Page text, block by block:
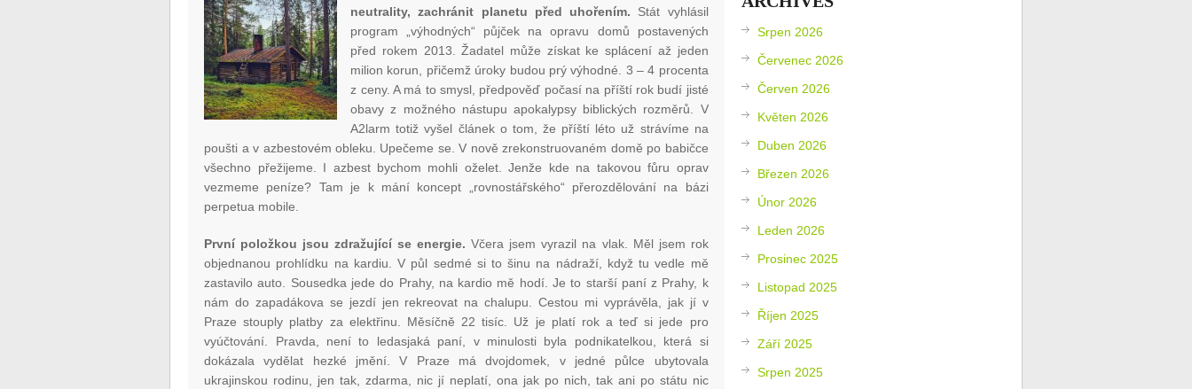
neutrality, zachránit planetu před uhořením. Stát vyhlásil
program „výhodných“ půjček na opravu domů postavených
před rokem 2013. Žadatel může získat ke splácení až jeden
milion korun, přičemž úroky budou prý výhodné. 3 – 4 procenta
z ceny. A má to smysl, předpověď počasí na příští rok budí jisté
obavy z možného nástupu apokalypsy biblických rozměrů. V
A2larm totiž vyšel článek o tom, že příští léto už strávíme na
poušti a v azbestovém obleku. Upečeme se. V nově zrekonstruovaném domě po babičce
všechno přežijeme. I azbest bychom mohli oželet. Jenže kde na takovou fůru oprav
vezmeme peníze? Tam je k mání koncept „rovnostářského“ přerozdělování na bázi
perpetua mobile.
První položkou jsou zdražující se energie. Včera jsem vyrazil na vlak. Měl jsem rok
objednanou prohlídku na kardiu. V půl sedmé si to šinu na nádraží, když tu vedle mě
zastavilo auto. Sousedka jede do Prahy, na kardio mě hodí. Je to starší paní z Prahy, k
nám do zapadákova se jezdí jen rekreovat na chalupu. Cestou mi vyprávěla, jak jí v
Praze stouply platby za elektřinu. Měsíčně 22 tisíc. Už je platí rok a teď si jede pro
vyúčtování. Pravda, není to ledasjaká paní, v minulosti byla podnikatelkou, která si
dokázala vydělat hezké jmění. V Praze má dvojdomek, v jedné půlce ubytovala
ukrajinskou rodinu, jen tak, zdarma, nic jí neplatí, ona jak po nich, tak ani po státu nic
Srpen 2026
Červenec 2026
Červen 2026
Květen 2026
Duben 2026
Březen 2026
Únor 2026
Leden 2026
Prosinec 2025
Listopad 2025
Říjen 2025
Září 2025
Srpen 2025